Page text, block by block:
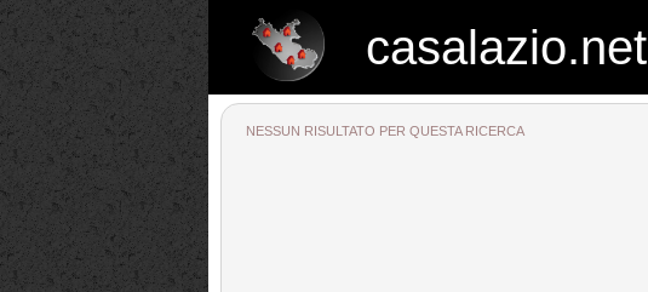
casalazio.net
NESSUN RISULTATO PER QUESTA RICERCA
casalazio.net